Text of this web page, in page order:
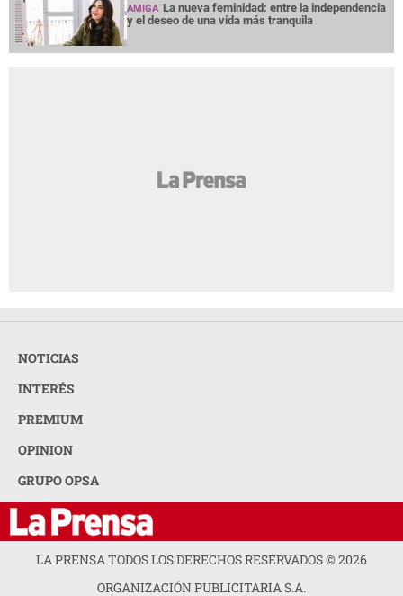
AMIGA La nueva feminidad: entre la independencia
y el deseo de una vida más tranquila
NOTICIAS
INTERÉS
PREMIUM
OPINION
GRUPO OPSA
LA PRENSA TODOS LOS DERECHOS RESERVADOS ©2026
ORGANIZACIÓN PUBLICITARIA S.A.